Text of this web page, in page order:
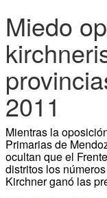
Miedo
2011
Mientras la
Primarias de
ocultan que el
distritos los
Kirchner ganó las